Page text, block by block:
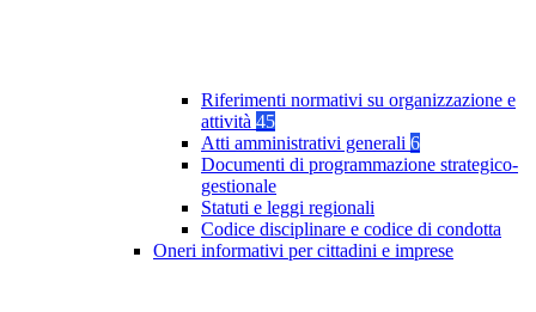
Riferimenti normativi su organizzazione e
attività 45
Atti amministrativi generali 6
Documenti di programmazione strategico-
gestionale
Statuti e leggi regionali
Codice disciplinare e codice di condotta
Oneri informativi per cittadini e imprese